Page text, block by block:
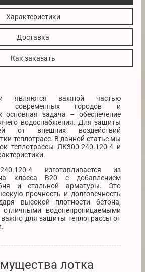
Характеристики
Доставка
Как заказать
являются важной частью
современных городов и
основная задача – обеспечение
водоснабжения. Для защиты
от внешних воздействий
теплотрасс. В данной статье мы
теплотрассы ЛК300.240.120-4 и
4 изготавливается из
класса В20 с добавлением
и стальной арматуры. Это
прочность и долговечность
высокой плотности бетона,
отличными водонепроницаемыми
важно для защиты теплотрассы от
лотка